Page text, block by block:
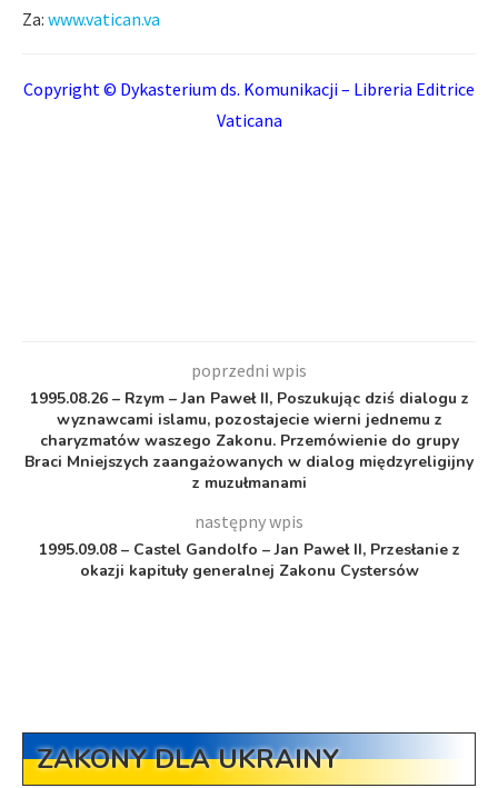
Za: www.vatican.va
Copyright © Dykasterium ds. Komunikacji – Libreria Editrice
Vaticana
poprzedni wpis
1995.08.26 – Rzym – Jan Paweł II, Poszukując dziś dialogu z
wyznawcami islamu, pozostajecie wierni jednemu z
charyzmatów waszego Zakonu. Przemówienie do grupy
Braci Mniejszych zaangażowanych w dialog międzyreligijny
z muzułmanami
następny wpis
1995.09.08 – Castel Gandolfo – Jan Paweł II, Przesłanie z
okazji kapituły generalnej Zakonu Cystersów
ZAKONY DLA UKRAINY